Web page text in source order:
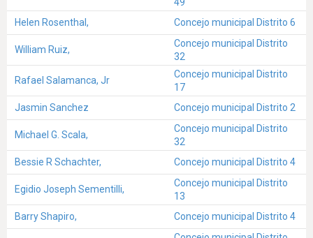
Helen Rosenthal,
Concejo municipal Distrito 6
William Ruiz,
Concejo municipal Distrito
32
Rafael Salamanca, Jr
Concejo municipal Distrito
17
Jasmin Sanchez
Concejo municipal Distrito 2
Michael G. Scala,
Concejo municipal Distrito
32
Bessie R Schachter,
Concejo municipal Distrito 4
Egidio Joseph Sementilli,
Concejo municipal Distrito
13
Barry Shapiro,
Concejo municipal Distrito 4